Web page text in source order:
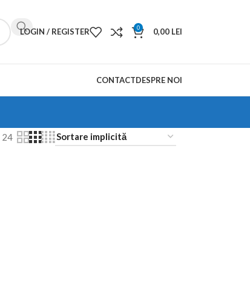
LOGIN / REGISTER 0 0,00 LEI
CONTACTDESPRE NOI
24